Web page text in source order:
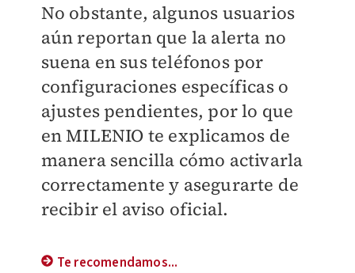
No obstante, algunos usuarios
aún reportan que la alerta no
suena en sus teléfonos por
configuraciones específicas o
ajustes pendientes, por lo que
enMILENIO te explicamos de
manera sencilla cómo activarla
correctamente y asegurarte de
recibir el aviso oficial.
Te recomendamos...